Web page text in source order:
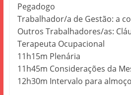
Pegadogo
Trabalhador/a de Gestão: a
Outros Trabalhadores/as:
Terapeuta Ocupacional
11h15m Plenária
11h45m Considerações da
12h30m Intervalo para almoço